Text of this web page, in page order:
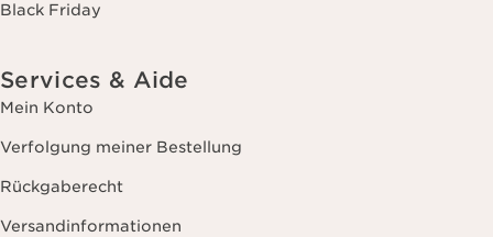
Black Friday
Services & Aide
Mein Konto
Verfolgung meiner Bestellung
Rückgaberecht
Versandinformationen